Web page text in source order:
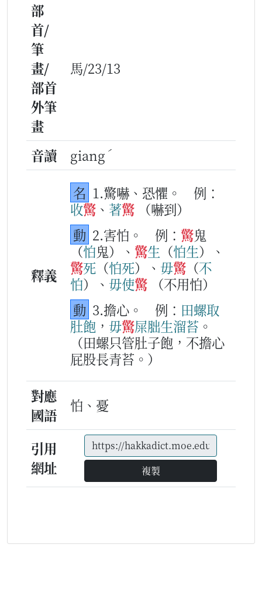
部
首/
筆
畫/
部首
外筆
畫
馬/23/13
音讀 giang ˊ
釋義
名 1.驚嚇、恐懼。
例：
收驚 、 著驚
（嚇到）
動 2.害怕。 例： 驚鬼
（怕鬼）、 驚生 （怕生）、
驚死 （怕死）、 毋驚 （不
怕）、 毋使驚
（不用怕）
動 3.擔心。 例： 田螺取
肚飽 ， 毋驚屎胐生溜苔 。
（田螺只管肚子飽，不擔心
屁股長青苔。）
對應
國語
怕、憂
引用
網址
複製